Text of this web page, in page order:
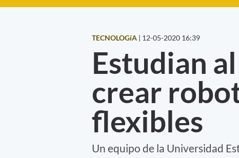
TECNOLOGíA | 12-05-2020 16:39
Estudian
crear
flexibles
Un equipo de la Universidad